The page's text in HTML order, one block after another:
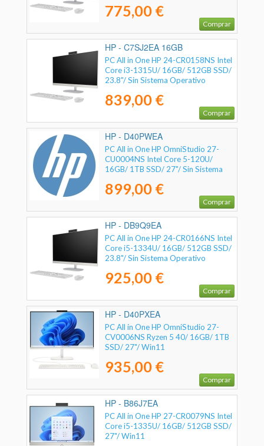
775,00 €
Comprar
HP - C7SJ2EA 16GB
PC All in One HP 24-CR0158NS Intel
Core i3-1315U/ 16GB/ 512GB SSD/
23.8"/ Sin Sistema Operativo
839,00 €
Comprar
HP - D40PWEA
PC All in One HP OmniStudio 27-
CU0004NS Intel Core 5-120U/
16GB/ 1TB SSD/ 27"/ Sin Sistema
899,00 €
Comprar
HP - DB9Q9EA
PC All in One HP 24-CR0166NS Intel
Core i5-1334U/ 16GB/ 512GB SSD/
23.8"/ Sin Sistema Operativo
925,00 €
Comprar
HP - D40PXEA
PC All in One HP OmniStudio 27-
CV0006NS Ryzen 5 40/ 16GB/ 1TB
SSD/ 27"/ Win11
935,00 €
Comprar
HP - B86J7EA
PC All in One HP 27-CR0079NS Intel
Core i5-1335U/ 16GB/ 512GB SSD/
27"/ Win11